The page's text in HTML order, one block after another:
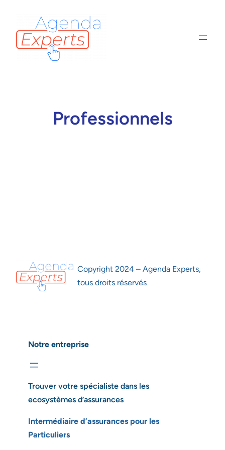
Professionnels
Copyright 2024 – Agenda Experts,
tous droits réservés
Notre entreprise
Trouver votre spécialiste dans les
ecosystèmes d’assurances
Intermédiaire d’assurances pour les
Particuliers